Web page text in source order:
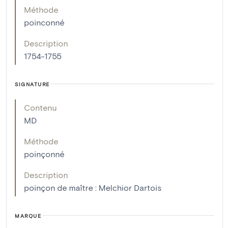
Méthode
poinconné
Description
1754-1755
SIGNATURE
Contenu
MD
Méthode
poinçonné
Description
poinçon de maître : Melchior Dartois
MARQUE